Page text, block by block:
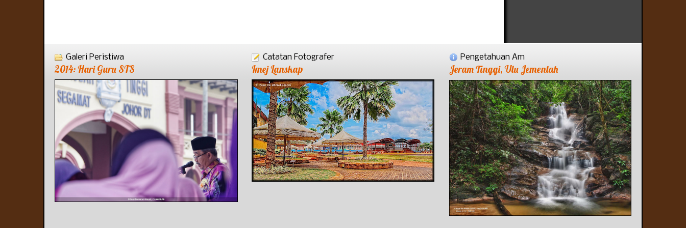
Galeri Peristiwa
2014: Hari Guru STS
Catatan Fotografer
Imej Lanskap
Pengetahuan Am
Jeram Tinggi, Ulu Jementah